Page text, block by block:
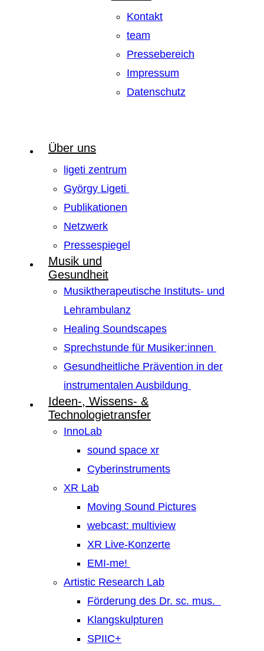
Kontakt
team
Pressebereich
Impressum
Datenschutz
Über uns
ligeti zentrum
György Ligeti
Publikationen
Netzwerk
Pressespiegel
Musik und
Gesundheit
Musiktherapeutische Instituts- und
Lehrambulanz
Healing Soundscapes
Sprechstunde für Musiker:innen
Gesundheitliche Prävention in der
instrumentalen Ausbildung
Ideen-, Wissens- &
Technologietransfer
InnoLab
sound space xr
Cyberinstruments
XR Lab
Moving Sound Pictures
webcast: multiview
XR Live-Konzerte
EMI-me!
Artistic Research Lab
Förderung des Dr. sc. mus.
Klangskulpturen
SPIIC+